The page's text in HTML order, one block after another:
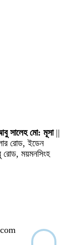
সালেহ মো: মূসা||
রোড, ইডেন
রোড, ময়মনসিংহ